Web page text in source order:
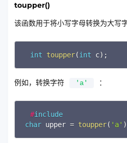
toupper()
该函数用于将小写字母转换为大写
int toupper(int c) ;
例如，转换字符 'a' ：
#include
char upper = toupper( 'a' )